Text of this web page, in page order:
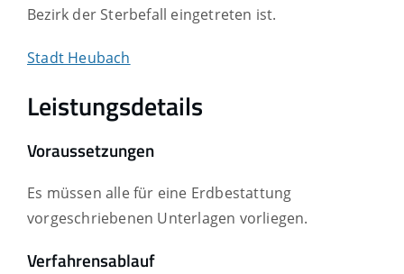
Bezirk der Sterbefall eingetreten ist.
Stadt Heubach
Leistungsdetails
Voraussetzungen
Es müssen alle für eine Erdbestattung
vorgeschriebenen Unterlagen vorliegen.
Verfahrensablauf